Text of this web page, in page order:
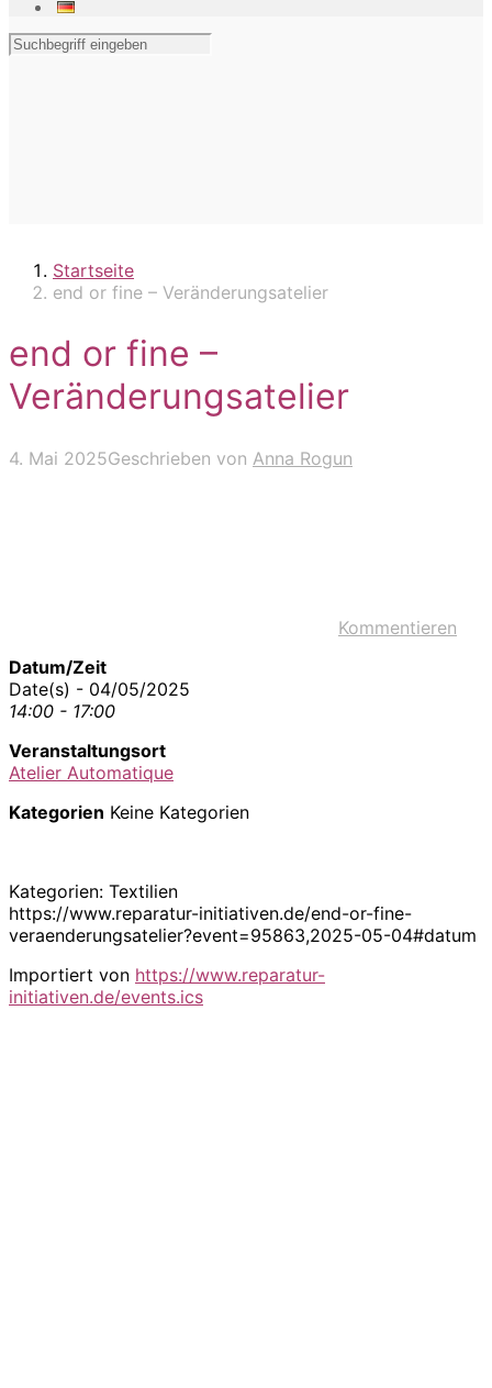
Startseite
end or fine – Veränderungsatelier
end or fine –
Veränderungsatelier
4. Mai 2025Geschrieben von Anna Rogun
Kommentieren
Datum/Zeit
Date(s) - 04/05/2025
14:00 - 17:00
Veranstaltungsort
Atelier Automatique
Kategorien Keine Kategorien
Kategorien: Textilien
https://www.reparatur-initiativen.de/end-or-fine-
veraenderungsatelier?event=95863,2025-05-04#datum
Importiert von https://www.reparatur-
initiativen.de/events.ics